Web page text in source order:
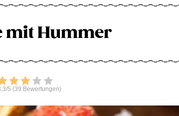
mit Hummer
Bewerten
5 (39 Bewertungen)